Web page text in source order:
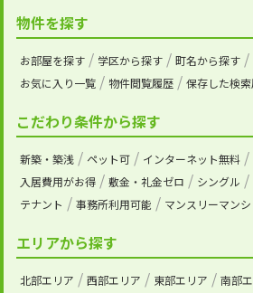
物件を探す
お部屋を探す 学区から探す 町名から探す
お気に入り一覧
物件閲覧履歴 保存した検
こだわり条件から探す
新築・築浅 ペット可 インターネット無料
入居費用がお得
敷金・礼金ゼロ シングル
テナント
事務所利用可能 マンスリーマン
エリアから探す
北部エリア 西部エリア 東部エリア 南部